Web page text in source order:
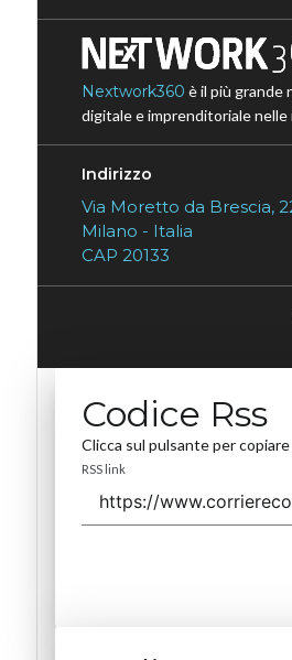
Nextwork360 è il più grande
digitale e imprenditoriale nelle
Indirizzo
Via Moretto da Brescia,
Milano - Italia
CAP 20133
Codice Rss
Clicca sul pulsante per
RSS link